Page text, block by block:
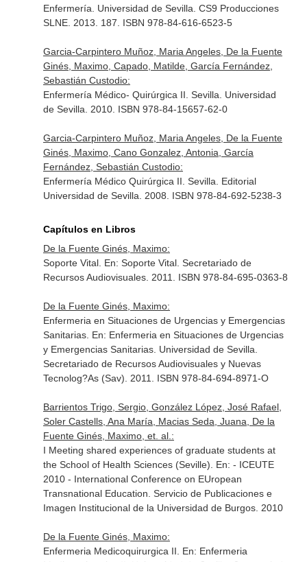
Enfermería. Universidad de Sevilla. CS9 Producciones
SLNE. 2013. 187. ISBN 978-84-616-6523-5
Garcia-Carpintero Muñoz, Maria Angeles, De la Fuente
Ginés, Maximo, Capado, Matilde, García Fernández,
Sebastián Custodio:
Enfermería Médico- Quirúrgica II. Sevilla. Universidad
de Sevilla. 2010. ISBN 978-84-15657-62-0
Garcia-Carpintero Muñoz, Maria Angeles, De la Fuente
Ginés, Maximo, Cano Gonzalez, Antonia, García
Fernández, Sebastián Custodio:
Enfermería Médico Quirúrgica II. Sevilla. Editorial
Universidad de Sevilla. 2008. ISBN 978-84-692-5238-3
Capítulos en Libros
De la Fuente Ginés, Maximo:
Soporte Vital. En: Soporte Vital. Secretariado de
Recursos Audiovisuales. 2011. ISBN 978-84-695-0363-8
De la Fuente Ginés, Maximo:
Enfermeria en Situaciones de Urgencias y Emergencias
Sanitarias. En: Enfermeria en Situaciones de Urgencias
y Emergencias Sanitarias. Universidad de Sevilla.
Secretariado de Recursos Audiovisuales y Nuevas
Tecnolog?As (Sav). 2011. ISBN 978-84-694-8971-O
Barrientos Trigo, Sergio, González López, José Rafael,
Soler Castells, Ana María, Macias Seda, Juana, De la
Fuente Ginés, Maximo, et. al.:
I Meeting shared experiences of graduate students at
the School of Health Sciences (Seville). En: - ICEUTE
2010 - International Conference on EUropean
Transnational Education . Servicio de Publicaciones e
Imagen Institucional de la Universidad de Burgos. 2010
De la Fuente Ginés, Maximo:
Enfermeria Medicoquirurgica II. En: Enfermeria